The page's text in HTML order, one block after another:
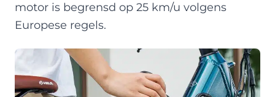
motor is begrensd op 25 km/u volgens
Europese regels.